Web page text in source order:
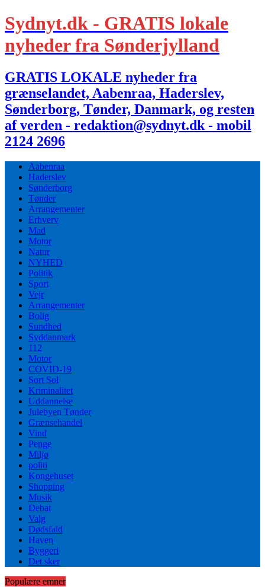
Sydnyt.dk - GRATIS lokale
nyheder fra Sønderjylland
GRATIS LOKALE nyheder fra
grænselandet, Aabenraa, Haderslev,
Sønderborg, Tønder, Danmark, og resten
af verden - redaktion@sydnyt.dk - mobil
2124 2696
Aabenraa
Haderslev
Sønderborg
Tønder
Arrangementer
Erhverv
Mad
Motor
Natur
NYHED
Politik
Sport
Vejr
Arrangementer
Bolig
Sundhed
Syddanmark
112
Motor
COVID-19
Sort Sol
Kriminalitet
Uddannelse
Julebyen Tønder
Grænsehandel
Vind
Penge
Miljø
politi
Kongehuset
Shopping
Musik
Debat
Valg
Dødsfald
Haven
Byggeri
Det sker
Populære emner